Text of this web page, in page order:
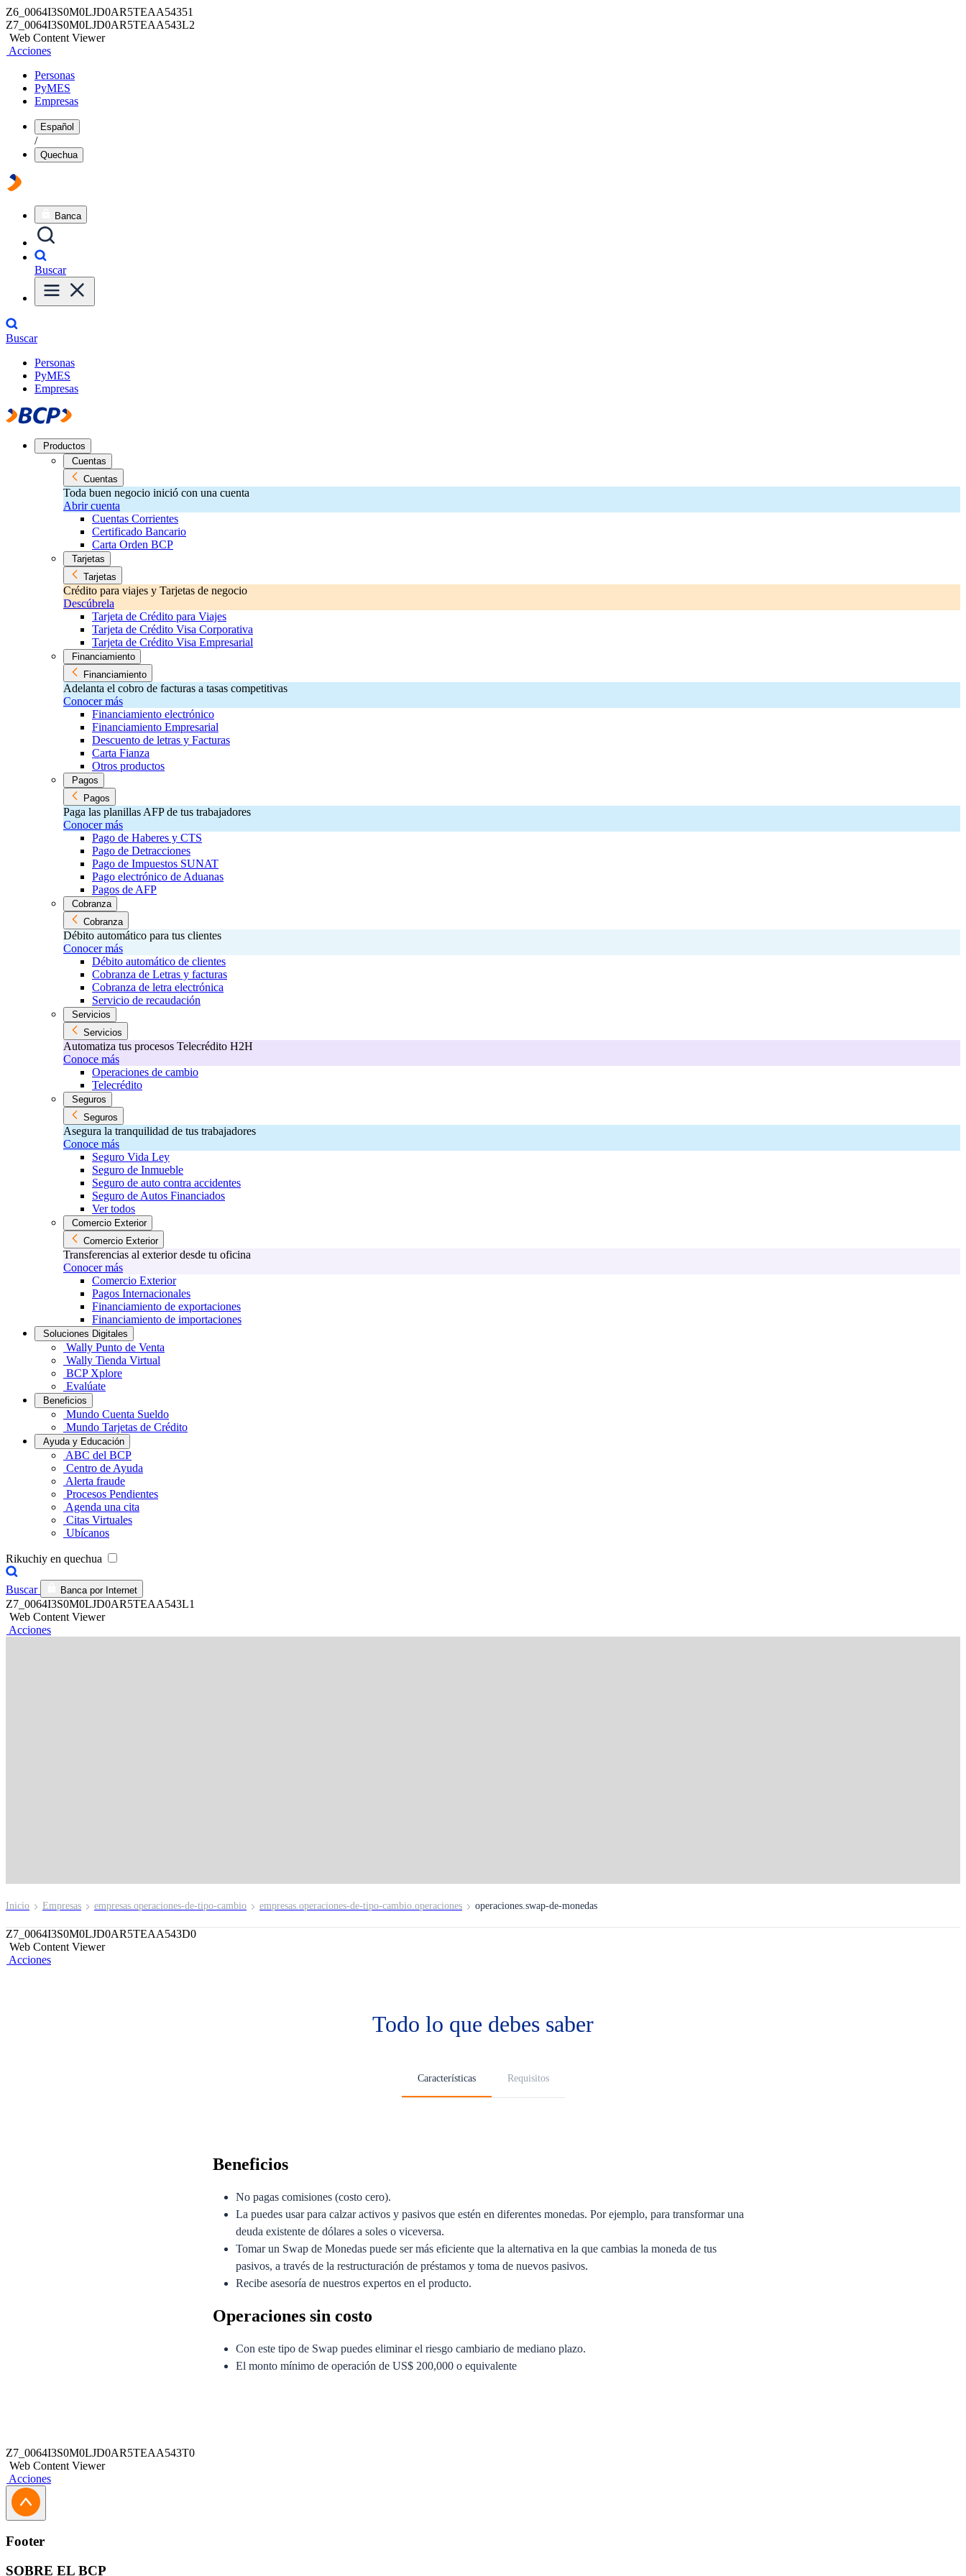
Z6_0064I3S0M0LJD0AR5TEAA54351
Z7_0064I3S0M0LJD0AR5TEAA543L2
Web Content Viewer
Acciones
Personas
PyMES
Empresas
Español
/
Quechua
Banca
Buscar
Buscar
Personas
PyMES
Empresas
Productos
Cuentas
Cuentas
Toda buen negocio inició con una cuenta
Abrir cuenta
Cuentas Corrientes
Certificado Bancario
Carta Orden BCP
Tarjetas
Tarjetas
Crédito para viajes y Tarjetas de negocio
Descúbrela
Tarjeta de Crédito para Viajes
Tarjeta de Crédito Visa Corporativa
Tarjeta de Crédito Visa Empresarial
Financiamiento
Financiamiento
Adelanta el cobro de facturas a tasas competitivas
Conocer más
Financiamiento electrónico
Financiamiento Empresarial
Descuento de letras y Facturas
Carta Fianza
Otros productos
Pagos
Pagos
Paga las planillas AFP de tus trabajadores
Conocer más
Pago de Haberes y CTS
Pago de Detracciones
Pago de Impuestos SUNAT
Pago electrónico de Aduanas
Pagos de AFP
Cobranza
Cobranza
Débito automático para tus clientes
Conocer más
Débito automático de clientes
Cobranza de Letras y facturas
Cobranza de letra electrónica
Servicio de recaudación
Servicios
Servicios
Automatiza tus procesos Telecrédito H2H
Conoce más
Operaciones de cambio
Telecrédito
Seguros
Seguros
Asegura la tranquilidad de tus trabajadores
Conoce más
Seguro Vida Ley
Seguro de Inmueble
Seguro de auto contra accidentes
Seguro de Autos Financiados
Ver todos
Comercio Exterior
Comercio Exterior
Transferencias al exterior desde tu oficina
Conocer más
Comercio Exterior
Pagos Internacionales
Financiamiento de exportaciones
Financiamiento de importaciones
Soluciones Digitales
Wally Punto de Venta
Wally Tienda Virtual
BCP Xplore
Evalúate
Beneficios
Mundo Cuenta Sueldo
Mundo Tarjetas de Crédito
Ayuda y Educación
ABC del BCP
Centro de Ayuda
Alerta fraude
Procesos Pendientes
Agenda una cita
Citas Virtuales
Ubícanos
Rikuchiy en quechua
Buscar Banca por Internet
Z7_0064I3S0M0LJD0AR5TEAA543L1
Web Content Viewer
Acciones
Inicio Empresas empresas.operaciones-de-tipo-cambio empresas.operaciones-de-tipo-cambio.operaciones operaciones.swap-de-monedas
Z7_0064I3S0M0LJD0AR5TEAA543D0
Web Content Viewer
Acciones
Todo lo que debes saber
Características Requisitos
Beneficios
No pagas comisiones (costo cero).
La puedes usar para calzar activos y pasivos que estén en diferentes monedas. Por ejemplo, para transformar una
deuda existente de dólares a soles o viceversa.
Tomar un Swap de Monedas puede ser más eficiente que la alternativa en la que cambias la moneda de tus
pasivos, a través de la restructuración de préstamos y toma de nuevos pasivos.
Recibe asesoría de nuestros expertos en el producto.
Operaciones sin costo
Con este tipo de Swap puedes eliminar el riesgo cambiario de mediano plazo.
El monto mínimo de operación de US$ 200,000 o equivalente
Z7_0064I3S0M0LJD0AR5TEAA543T0
Web Content Viewer
Acciones
Footer
SOBRE EL BCP